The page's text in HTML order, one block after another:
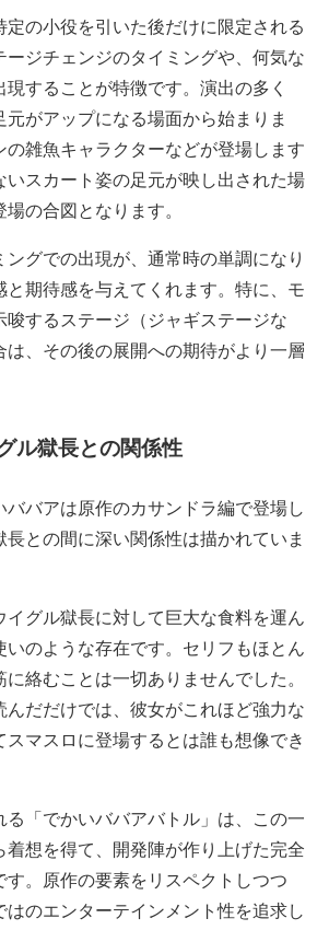
定の小役を引いた後だけに限定される
ージチェンジのタイミングや、何気な
することが特徴です。演出の多く
元がアップになる場面から始まりま
の雑魚キャラクターなどが登場します
いスカート姿の足元が映し出された場
の合図となります。
ングでの出現が、通常時の単調になり
と期待感を与えてくれます。特に、モ
唆するステージ（ジャギステージな
は、その後の展開への期待がより一層
ル獄長との関係性
バアは原作のカサンドラ編で登場し
長との間に深い関係性は描かれていま
イグル獄長に対して巨大な食料を運ん
のような存在です。セリフもほとん
絡むことは一切ありませんでした。
んだだけでは、彼女がこれほど強力な
スマスロに登場するとは誰も想像でき
る「でかいババアバトル」は、この一
着想を得て、開発陣が作り上げた完全
す。原作の要素をリスペクトしつつ
はのエンターテインメント性を追求し